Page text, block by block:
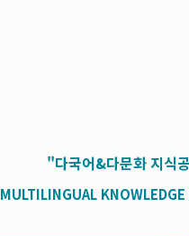
"다국어&다문화 지식
MULTILINGUAL